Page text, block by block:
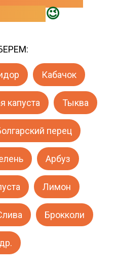
😉
Кабачок
капуста Тыква
перец
Арбуз
Лимон
Брокколи